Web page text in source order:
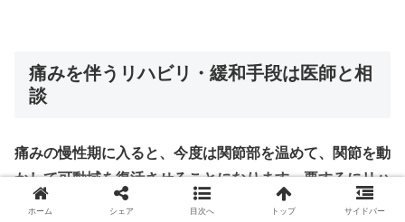
痛みを伴うリハビリ・緩和手段は医師と相
談
痛みの慢性期に入ると、今度は関節部を温めて、関節を動
かして可動域を復活させることになります。要するにリハ
ビリですね。
ホーム シェア 目次へ トップ サイドバー